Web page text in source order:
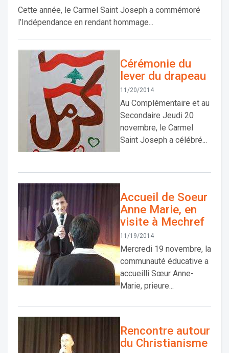
Cette année, le Carmel Saint Joseph a commémoré
l’Indépendance en rendant hommage...
Cérémonie du
lever du drapeau
11/20/2014
Au Complémentaire et au
Secondaire Jeudi 20
novembre, le Carmel
Saint Joseph a célébré...
Accueil de Soeur
Anne Marie, en
visite à Mechref
11/19/2014
Mercredi 19 novembre, la
communauté éducative a
accueilli Sœur Anne-
Marie, prieure...
Rencontre autour
du Christianisme